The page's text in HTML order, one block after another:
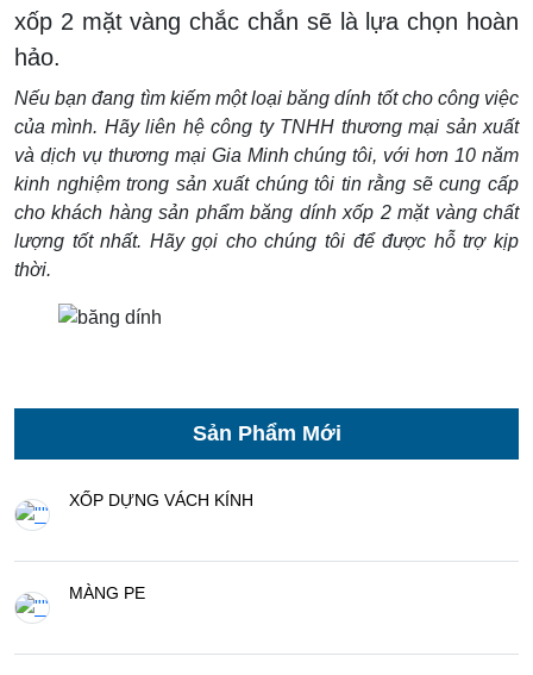
xốp 2 mặt vàng chắc chắn sẽ là lựa chọn hoàn
hảo.
Nếu bạn đang tìm kiếm một loại băng dính tốt cho công việc
của mình. Hãy liên hệ công ty TNHH thương mại sản xuất
và dịch vụ thương mại Gia Minh chúng tôi, với hơn 10 năm
kinh nghiệm trong sản xuất chúng tôi tin rằng sẽ cung cấp
cho khách hàng sản phẩm băng dính xốp 2 mặt vàng chất
lượng tốt nhất. Hãy gọi cho chúng tôi để được hỗ trợ kịp
thời.
Sản Phẩm Mới
XỐP DỰNG VÁCH KÍNH
MÀNG PE